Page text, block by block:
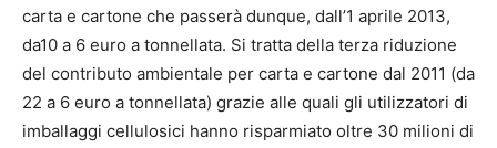
carta e cartone che passerà dunque, dall’1 aprile 2013,
da10 a 6 euro a tonnellata. Si tratta della terza riduzione
del contributo ambientale per carta e cartone dal 2011 (da
22 a 6 euro a tonnellata) grazie alle quali gli utilizzatori di
imballaggi cellulosici hanno risparmiato oltre 30 milioni di